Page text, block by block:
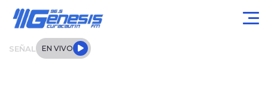
SEÑAL EN VIVO